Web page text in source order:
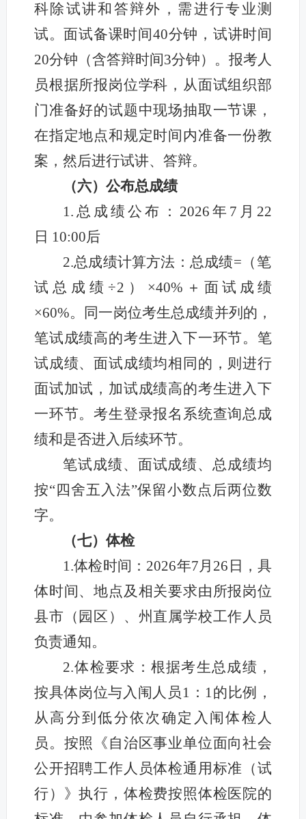
科除试讲和答辩外，需进行专业测
试。面试备课时间40分钟，试讲时间
20分钟（含答辩时间3分钟）。报考人
员根据所报岗位学科，从面试组织部
门准备好的试题中现场抽取一节课，
在指定地点和规定时间内准备一份教
案，然后进行试讲、答辩。
（六）公布总成绩
1.总成绩公布：2026年7月22
日 10:00后
2.总成绩计算方法：总成绩= （笔
试总成绩÷2）
×40%＋面试成绩
×60%。同一岗位考生总成绩并列的，
笔试成绩高的考生进入下一环节。笔
试成绩、面试成绩均相同的，则进行
面试加试，加试成绩高的考生进入下
一环节。考生登录报名系统查询总成
绩和是否进入后续环节。
笔试成绩、面试成绩、总成绩均
按“四舍五入法”保留小数点后两位数
字。
（七）体检
1.体检时间：2026年7月26日，具
体时间、地点及相关要求由所报岗位
县市（园区）、州直属学校工作人员
负责通知。
2.体检要求：根据考生总成绩，
按具体岗位与入闱人员1：1的比例，
从高分到低分依次确定入闱体检人
员。 按照《自治区事业单位面向社会
公开招聘工作人员体检通用标准（试
行）》执行，体检费按照体检医院的